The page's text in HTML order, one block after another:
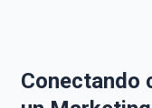
Conectando